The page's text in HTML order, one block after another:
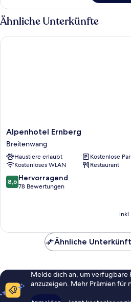
Einzelzimmer
Ähnliche Unterkünfte
Alpenhotel
Ernberg
Breitenwang
Alpenhotel Ernberg
Breitenwang
Haustiere erlaubt
Kostenlose
Kostenloses WLAN
Restaurant
8.6
von
8,6 Hervorragend
78 Bewertungen
Alpenhotel Ernberg
Ähnliche
Melde dich an, um verfügbare
anzuzeigen. Mehr Prämien für